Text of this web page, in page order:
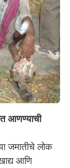
आणण्याची
जमातीचे लोक
आणि